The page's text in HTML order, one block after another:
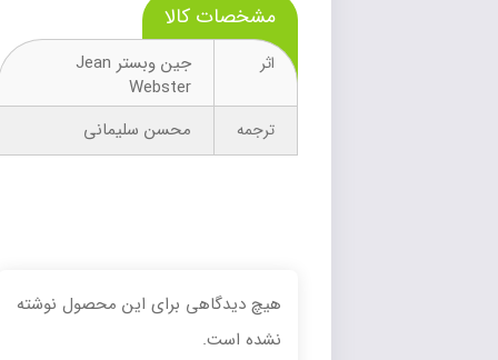
مشخصات کالا
جین وبستر Jean
Webster
محسن سلیمانی
هیچ دیدگاهی برای این محصول نوشته
نشده است.